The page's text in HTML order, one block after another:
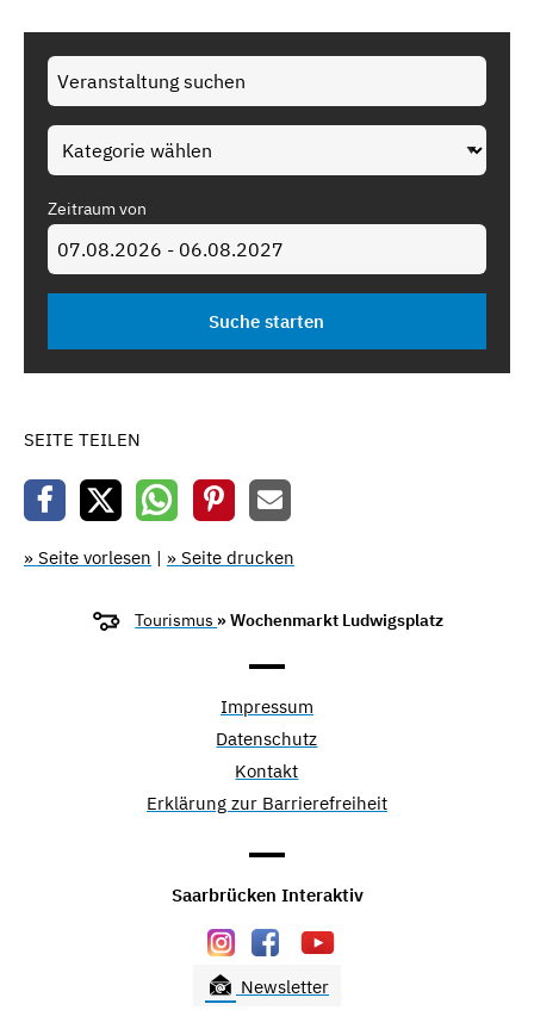
Zeitraum von
SEITE TEILEN
» Seite vorlesen | » Seite drucken
Tourismus » Wochenmarkt Ludwigsplatz
Impressum
Datenschutz
Kontakt
Erklärung zur Barrierefreiheit
Saarbrücken Interaktiv
Newsletter